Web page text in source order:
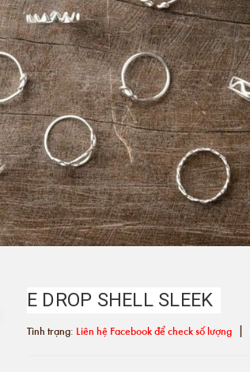
E DROP SHELL SLEEK
Tình trạng: Liên hệ Facebook để check số lượng |